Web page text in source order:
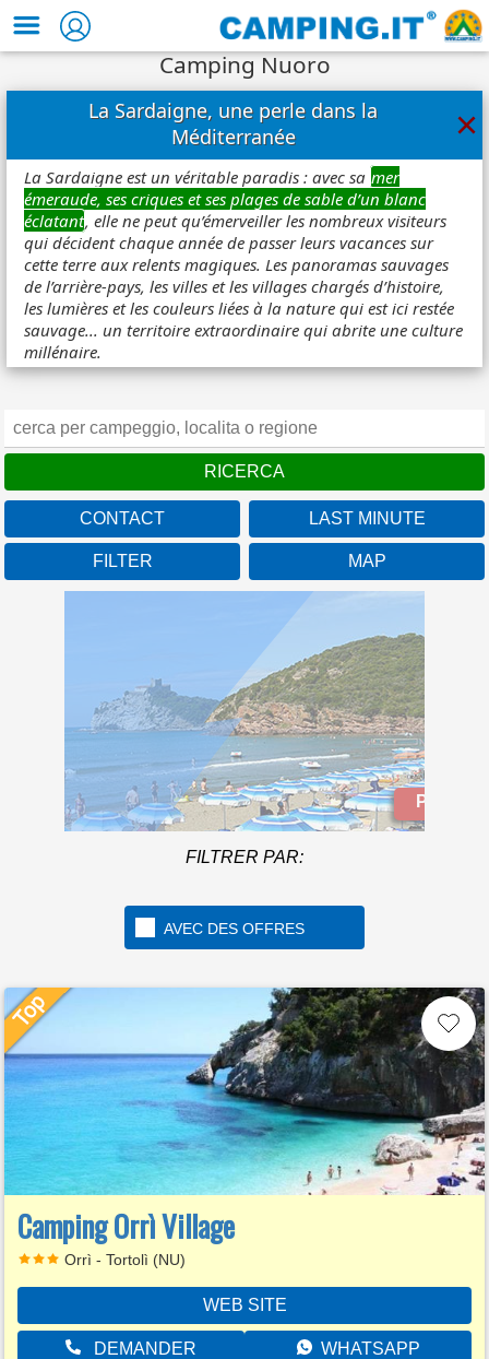
Camping Nuoro
La Sardaigne, une perle dans la
Méditerranée
×
La Sardaigne est un véritable paradis : avec sa mer
émeraude, ses criques et ses plages de sable d’un blanc
éclatant, elle ne peut qu’émerveiller les nombreux visiteurs
qui décident chaque année de passer leurs vacances sur
cette terre aux relents magiques. Les panoramas sauvages
de l’arrière-pays, les villes et les villages chargés d’histoire,
les lumières et les couleurs liées à la nature qui est ici restée
sauvage... un territoire extraordinaire qui abrite une culture
millénaire.
CONTACT LAST MINUTE
FILTER MAP
Baia Azzurra Club
Toscane
Under the Tuscan sun of
Plus d'Infos
FILTRER PAR:
AVEC DES OFFRES
Camping Orrì Village
Orrì - Tortolì (NU)
WEB SITE
DEMANDER WHATSAPP